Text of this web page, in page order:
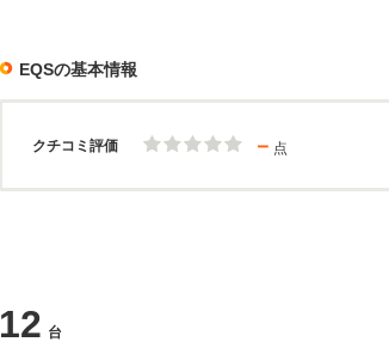
EQSの基本情報
クチコミ評価 － 点
12 台